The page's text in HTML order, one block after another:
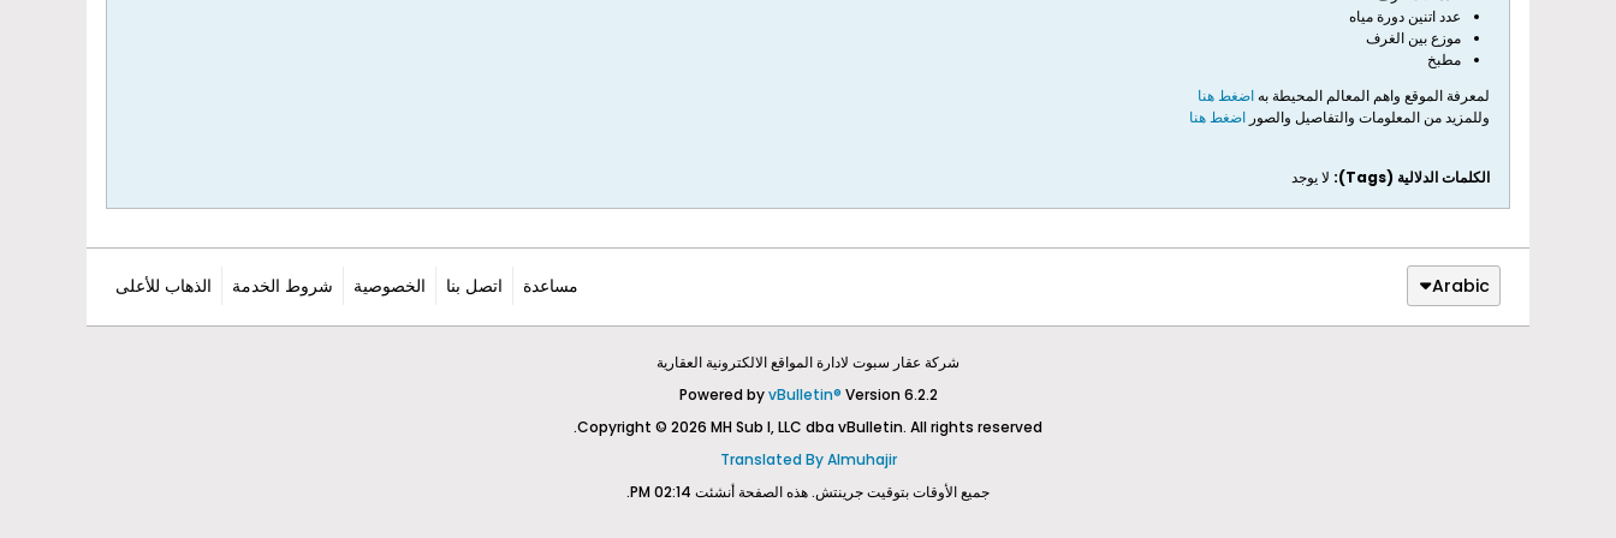
عدد اتنين دورة مياه
موزع بين الغرف
مطبخ
لمعرفة الموقع واهم المعالم المحيطة بهاضغط هنا
وللمزيد من المعلومات والتفاصيل والصور اضغط هنا
الكلمات الدلالية (Tags): لا يوجد
Arabic مساعدة اتصل بنا الخصوصية شروط الخدمة الذهاب للأعلى
شركة عقار سبوت لادارة المواقع الالكترونية العقارية
Powered byvBulletin® Version 6.2.2
Copyright © 2026 MH Sub I, LLC dba vBulletin. All rights reserved.
Translated By Almuhajir
جميع الأوقات بتوقيت جرينتش. هذه الصفحة أنشئت 02:14 PM.